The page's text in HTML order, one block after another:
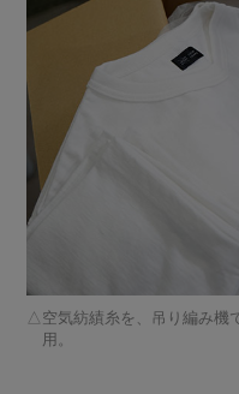
空気紡績糸を、吊り編み機
用。